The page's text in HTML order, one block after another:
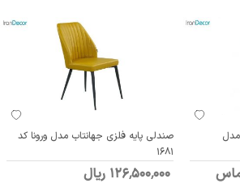
صندلی پایه فلزی جهانتاب مدل ورونا کد
1681
126٬500٬000 ریال